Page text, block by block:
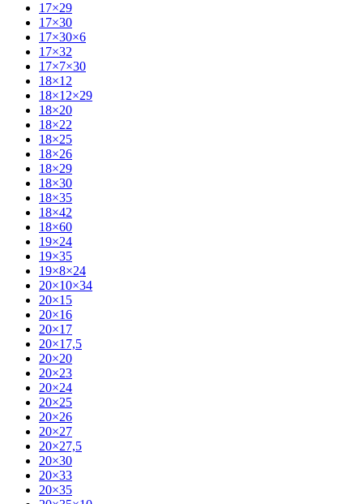
17×29
17×30
17×30×6
17×32
17×7×30
18×12
18×12×29
18×20
18×22
18×25
18×26
18×29
18×30
18×35
18×42
18×60
19×24
19×35
19×8×24
20×10×34
20×15
20×16
20×17
20×17,5
20×20
20×23
20×24
20×25
20×26
20×27
20×27,5
20×30
20×33
20×35